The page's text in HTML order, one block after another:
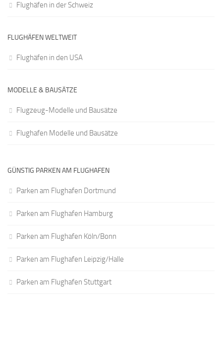
Flughäfen in der Schweiz
FLUGHÄFEN WELTWEIT
Flughäfen in den USA
MODELLE & BAUSÄTZE
Flugzeug-Modelle und Bausätze
Flughafen Modelle und Bausätze
GÜNSTIG PARKEN AM FLUGHAFEN
Parken am Flughafen Dortmund
Parken am Flughafen Hamburg
Parken am Flughafen Köln/Bonn
Parken am Flughafen Leipzig/Halle
Parken am Flughafen Stuttgart